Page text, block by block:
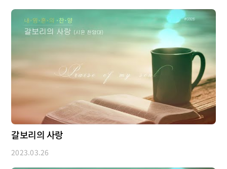
갈보리의 사랑
2023.03.26